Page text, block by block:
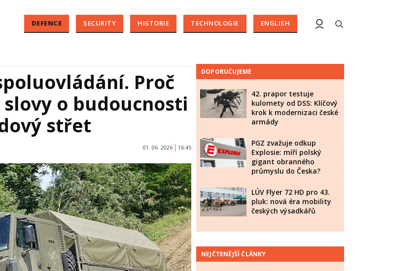
DEFENCE SECURITY HISTORIE TECHNOLOGIE ENGLISH
Proč
o budoucnosti
střet
01. 06. 2026 16:45
DOPORUČUJEME
42. prapor testuje
kulomety od DSS: Klíčový
krok k modernizaci české
armády
PGZ zvažuje odkup
Explosie: míří polský
gigant obranného
průmyslu do Česka?
LÚV Flyer 72 HD pro 43.
pluk: nová éra mobility
českých výsadkářů
NEJČTENĚJŠÍ ČLÁNKY